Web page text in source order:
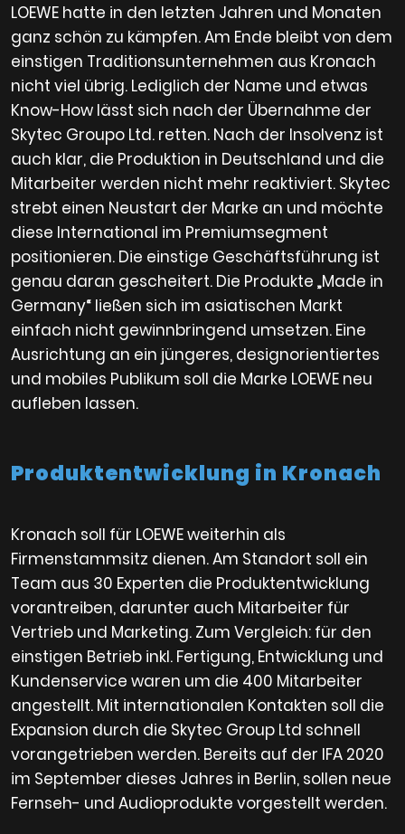
LOEWE hatte in den letzten Jahren und Monaten
ganz schön zu kämpfen. Am Ende bleibt von dem
einstigen Traditionsunternehmen aus Kronach
nicht viel übrig. Lediglich der Name und etwas
Know-How lässt sich nach der Übernahme der
Skytec Groupo Ltd. retten. Nach der Insolvenz ist
auch klar, die Produktion in Deutschland und die
Mitarbeiter werden nicht mehr reaktiviert. Skytec
strebt einen Neustart der Marke an und möchte
diese International im Premiumsegment
positionieren. Die einstige Geschäftsführung ist
genau daran gescheitert. Die Produkte „Made in
Germany“ ließen sich im asiatischen Markt
einfach nicht gewinnbringend umsetzen. Eine
Ausrichtung an ein jüngeres, designorientiertes
und mobiles Publikum soll die Marke LOEWE neu
aufleben lassen.
Produktentwicklung in Kronach
Kronach soll für LOEWE weiterhin als
Firmenstammsitz dienen. Am Standort soll ein
Team aus 30 Experten die Produktentwicklung
vorantreiben, darunter auch Mitarbeiter für
Vertrieb und Marketing. Zum Vergleich: für den
einstigen Betrieb inkl. Fertigung, Entwicklung und
Kundenservice waren um die 400 Mitarbeiter
angestellt. Mit internationalen Kontakten soll die
Expansion durch die Skytec Group Ltd schnell
vorangetrieben werden. Bereits auf der IFA 2020
im September dieses Jahres in Berlin, sollen neue
Fernseh- und Audioprodukte vorgestellt werden.